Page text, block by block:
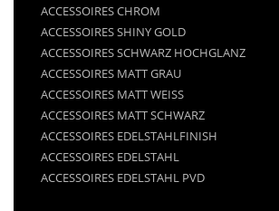
ACCESSOIRES CHROM
ACCESSOIRES SHINY GOLD
ACCESSOIRES SCHWARZ HOCHGLANZ
ACCESSOIRES MATT GRAU
ACCESSOIRES MATT WEISS
ACCESSOIRES MATT SCHWARZ
ACCESSOIRES EDELSTAHLFINISH
ACCESSOIRES EDELSTAHL
ACCESSOIRES EDELSTAHL PVD